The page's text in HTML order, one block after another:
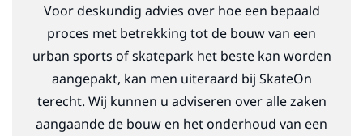
Voor deskundig advies over hoe een bepaald
proces met betrekking tot de bouw van een
urban sports of skatepark het beste kan worden
aangepakt, kan men uiteraard bij SkateOn
terecht. Wij kunnen u adviseren over alle zaken
aangaande de bouw en het onderhoud van een